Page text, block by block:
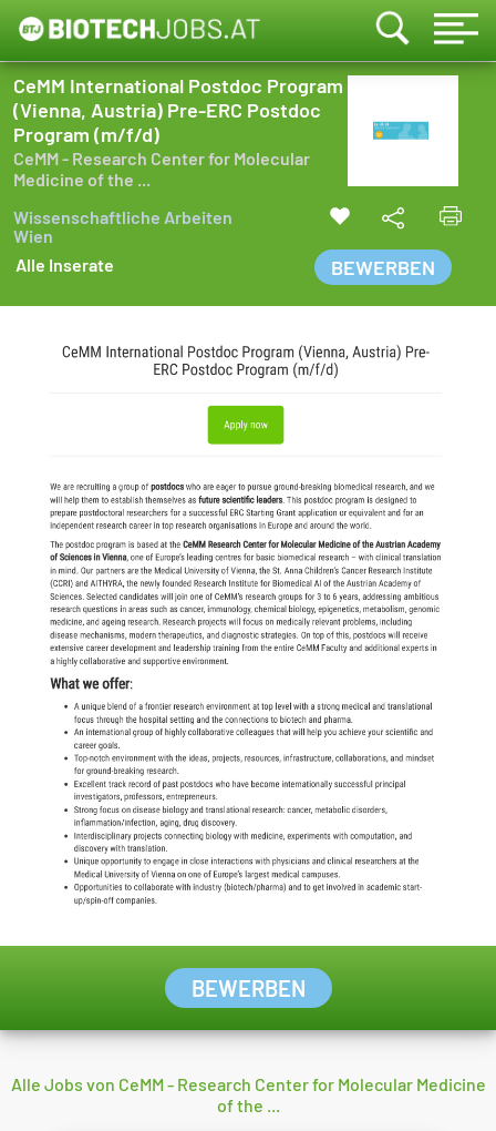
CeMM International Postdoc Program
(Vienna, Austria) Pre-ERC Postdoc
Program (m/f/d)
CeMM - Research Center for Molecular
Medicine of the ...
Wissenschaftliche Arbeiten
Wien
Alle Inserate
BEWERBEN
BEWERBEN
Alle Jobs von CeMM - Research Center for Molecular Medicine
of the ...